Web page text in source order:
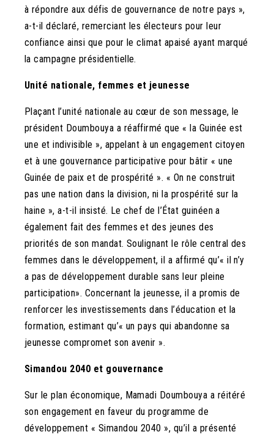
à répondre aux défis de gouvernance de notre pays »,
a-t-il déclaré, remerciant les électeurs pour leur
confiance ainsi que pour le climat apaisé ayant marqué
la campagne présidentielle.
Unité nationale, femmes et jeunesse
Plaçant l’unité nationale au cœur de son message, le
président Doumbouya a réaffirmé que « la Guinée est
une et indivisible », appelant à un engagement citoyen
et à une gouvernance participative pour bâtir « une
Guinée de paix et de prospérité ». « On ne construit
pas une nation dans la division, ni la prospérité sur la
haine », a-t-il insisté. Le chef de l’État guinéen a
également fait des femmes et des jeunes des
priorités de son mandat. Soulignant le rôle central des
femmes dans le développement, il a affirmé qu’« il n’y
a pas de développement durable sans leur pleine
participation». Concernant la jeunesse, il a promis de
renforcer les investissements dans l’éducation et la
formation, estimant qu’« un pays qui abandonne sa
jeunesse compromet son avenir ».
Simandou 2040 et gouvernance
Sur le plan économique, Mamadi Doumbouya a réitéré
son engagement en faveur du programme de
développement « Simandou 2040 », qu’il a présenté